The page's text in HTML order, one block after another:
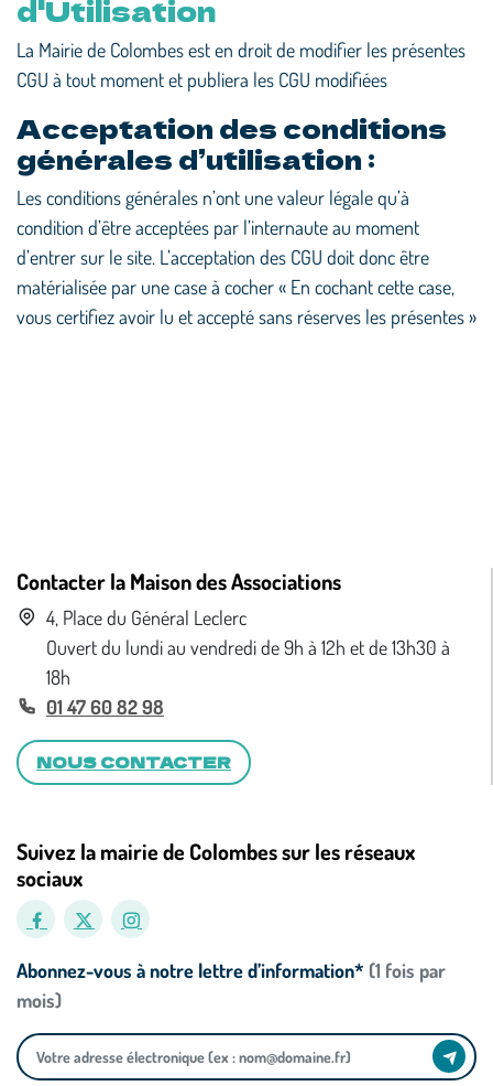
d'Utilisation
La Mairie de Colombes est en droit de modifier les présentes
CGU à tout moment et publiera les CGU modifiées
Acceptation des conditions
générales d’utilisation :
Les conditions générales n’ont une valeur légale qu’à
condition d’être acceptées par l’internaute au moment
d’entrer sur le site. L’acceptation des CGU doit donc être
matérialisée par une case à cocher « En cochant cette case,
vous certifiez avoir lu et accepté sans réserves les présentes »
Contacter la Maison des Associations
4, Place du Général Leclerc
Ouvert du lundi au vendredi de 9h à 12h et de 13h30 à
18h
01 47 60 82 98
NOUS CONTACTER
Suivez la mairie de Colombes sur les réseaux
sociaux
Abonnez-vous à notre lettre d’information* (1 fois par
mois)